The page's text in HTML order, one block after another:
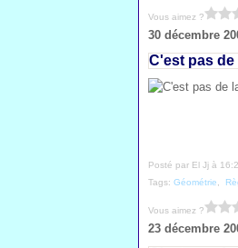
Vous aimez ?
30 décembre
C'est pas
Posté par El Jj à
Tags: Géométrie
Vous aimez ?
23 décembre